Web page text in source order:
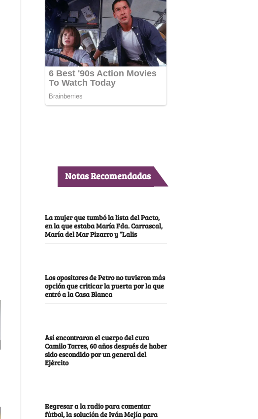
Notas Recomendadas
La mujer que tumbó la lista del Pacto,
en la que estaba María Fda. Carrascal,
María del Mar Pizarro y “Lalis
Los opositores de Petro no tuvieron más
opción que criticar la puerta por la que
entró a la Casa Blanca
Así encontraron el cuerpo del cura
Camilo Torres, 60 años después de haber
sido escondido por un general del
Ejército
Regresar a la radio para comentar
fútbol, la solución de Iván Mejía para